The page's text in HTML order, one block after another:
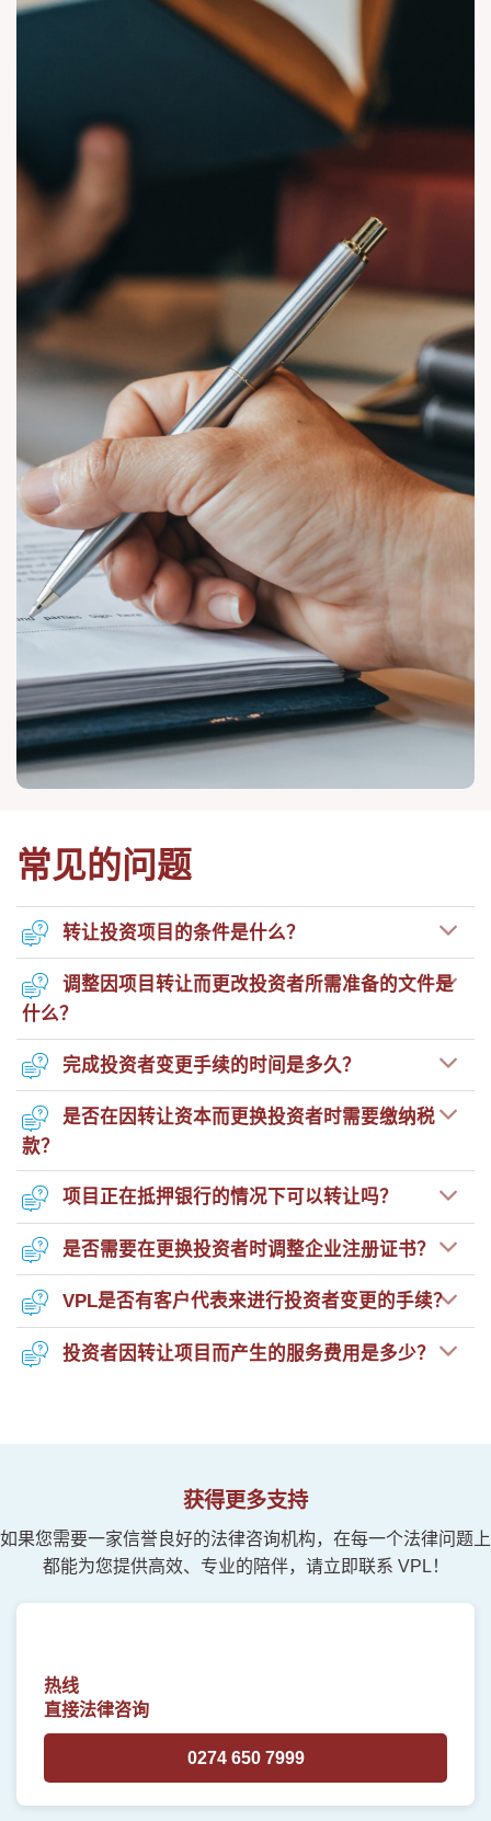
常见的问题
转让投资项目的条件是什么？
调整因项目转让而更改投资者所需准备的文件是
什么？
完成投资者变更手续的时间是多久？
是否在因转让资本而更换投资者时需要缴纳税
款？
项目正在抵押银行的情况下可以转让吗？
是否需要在更换投资者时调整企业注册证书？
VPL是否有客户代表来进行投资者变更的手续？
投资者因转让项目而产生的服务费用是多少？
获得更多支持
如果您需要一家信誉良好的法律咨询机构，在每一个法律问题上
都能为您提供高效、专业的陪伴，请立即联系 VPL！
热线
直接法律咨询
0274 650 7999